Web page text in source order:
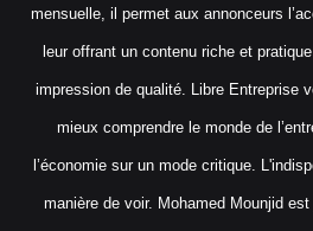
mensuelle, il permet aux annonceurs
leur offrant un contenu riche et
impression de qualité. Libre Entreprise
mieux comprendre le monde de
l’économie sur un mode critique.
manière de voir. Mohamed Mounjid